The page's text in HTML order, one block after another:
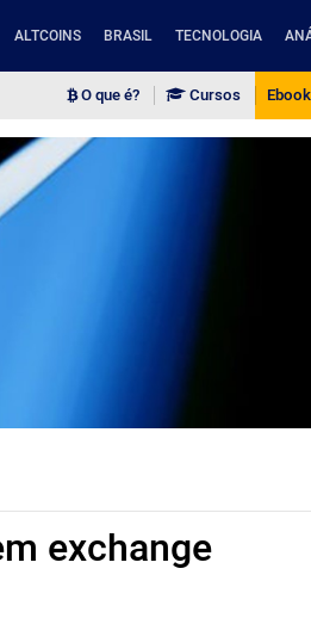
ALTCOINS BRASIL TECNOLOGIA
O que é? Cursos
exchange